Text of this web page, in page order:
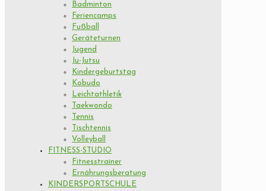
Badminton
Feriencamps
Fußball
Geräteturnen
Jugend
Ju-Jutsu
Kindergeburtstag
Kobudo
Leichtathletik
Taekwondo
Tennis
Tischtennis
Volleyball
FITNESS-STUDIO
Fitnesstrainer
Ernährungsberatung
KINDERSPORTSCHULE